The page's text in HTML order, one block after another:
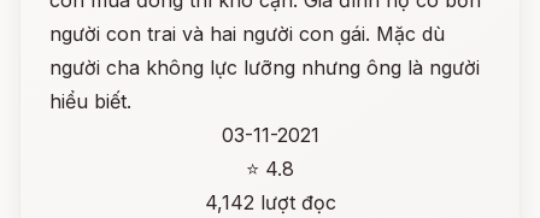
người con trai và hai người con gái. Mặc dù
người cha không lực lưỡng nhưng ông là người
hiểu biết.
03-11-2021
⭐ 4.8
4,142 lượt đọc